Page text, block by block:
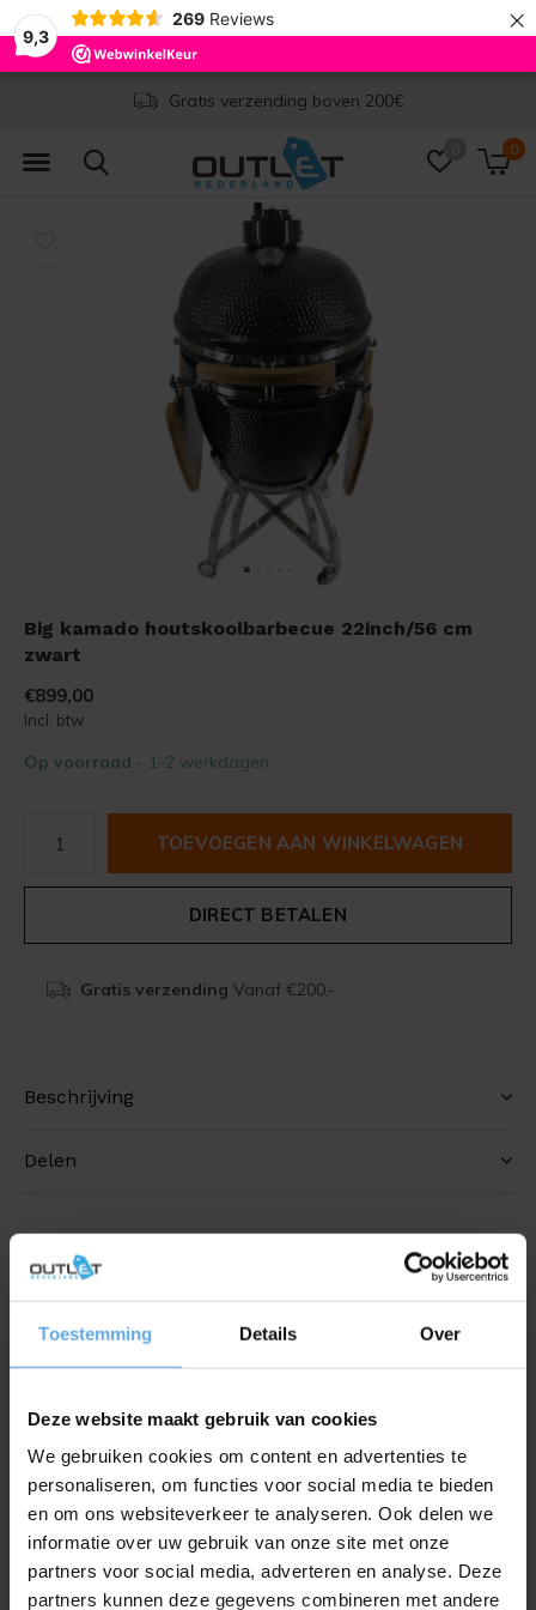
Toestemming Details Over
Deze website maakt gebruik van cookies
We gebruiken cookies om content en advertenties te
personaliseren, om functies voor social media te bieden
en om ons websiteverkeer te analyseren. Ook delen we
informatie over uw gebruik van onze site met onze
partners voor social media, adverteren en analyse. Deze
partners kunnen deze gegevens combineren met andere
9,3
269 Reviews ×
0
Gratis verzending boven 200€
Big kamado houtskoolbarbecue 22inch/56 cm
zwart
€899,00
Incl. btw
Op voorraad - 1-2 werkdagen
TOEVOEGEN AAN WINKELWAGEN
DIRECT BETALEN
Gratis verzending Vanaf €200,-
Beschrijving
Delen
Productomschrijving
Op zoek naar een alleskunner? Dan is de kamado
barbecue wat voor jou. Een kamado is een type houtskool
barbecue waar je veel meer mee kan. Grillen, roken slow-
koken, bakken en zelfs stomen met de Big Landmann
kamado barbecue til je barbecueën naar een hoger niveau.
Zo bereidt je gemakkelijk verse pizza of gerookte zalm en
nog veel meer. Deze allrounder blinkt uit door zijn